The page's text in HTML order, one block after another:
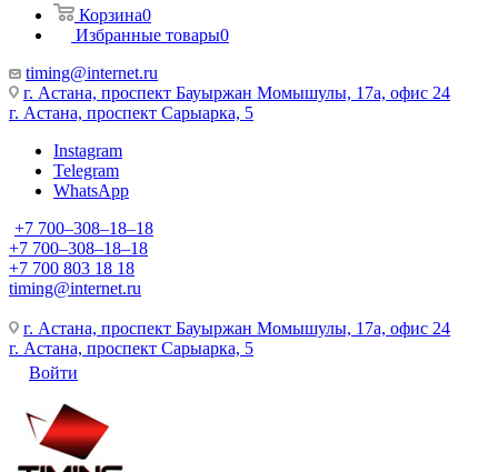
Корзина0
Избранные товары0
timing@internet.ru
г. Астана, проспект Бауыржан Момышулы, 17а, офис 24
г. Астана, проспект Сарыарка, 5
Instagram
Telegram
WhatsApp
+7 700‒308‒18‒18
+7 700‒308‒18‒18
+7 700 803 18 18
timing@internet.ru
г. Астана, проспект Бауыржан Момышулы, 17а, офис 24
г. Астана, проспект Сарыарка, 5
Войти